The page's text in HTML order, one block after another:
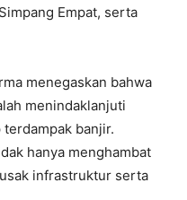
Empat, serta
menegaskan bahwa
menindaklanjuti
banjir.
hanya menghambat
infrastruktur serta